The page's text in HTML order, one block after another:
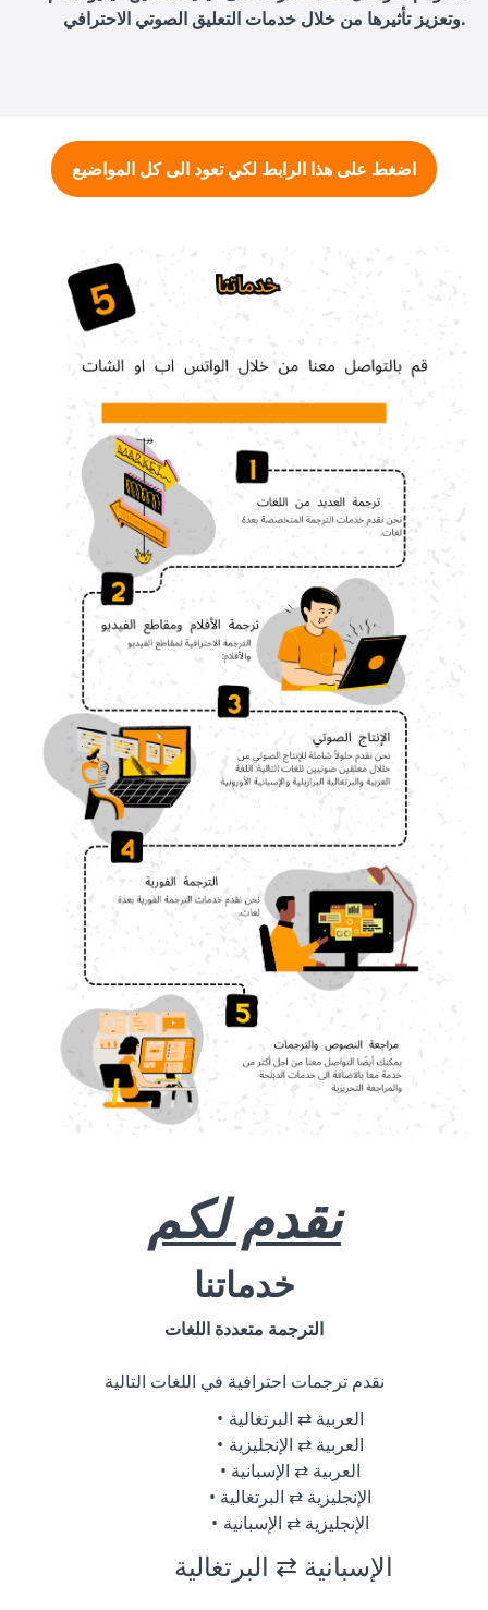
وتعزيز تأثيرها من خلال خدمات التعليق الصوتي الاحترافي.
اضغط على هذا الرابط لكي تعود الى كل المواضيع
نقدم لكم
خدماتنا
الترجمة متعددة اللغات
نقدم ترجمات احترافية في اللغات التالية
العربية ⇄ البرتغالية
العربية ⇄ الإنجليزية
العربية ⇄ الإسبانية
الإنجليزية ⇄ البرتغالية
الإنجليزية ⇄ الإسبانية
الإسبانية ⇄ البرتغالية